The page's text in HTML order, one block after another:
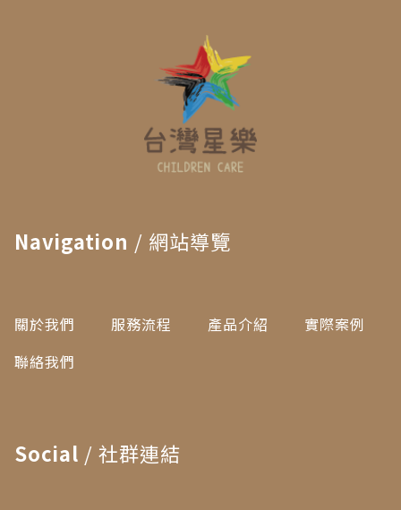
Navigation / 網站導覽
關於我們 服務流程 產品介紹
實際案例
聯絡我們
Social / 社群連結